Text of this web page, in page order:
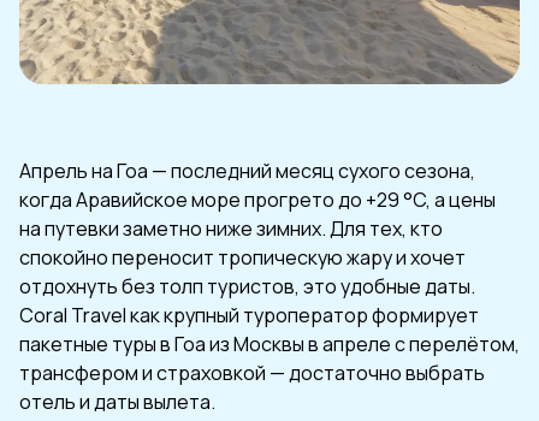
Апрель на Гоа — последний месяц сухого сезона,
когда Аравийское море прогрето до +29 °C, а цены
на путевки заметно ниже зимних. Для тех, кто
спокойно переносит тропическую жару и хочет
отдохнуть без толп туристов, это удобные даты.
Coral Travel как крупный туроператор формирует
пакетные туры в Гоа из Москвы в апреле с перелётом,
трансфером и страховкой — достаточно выбрать
отель и даты вылета.